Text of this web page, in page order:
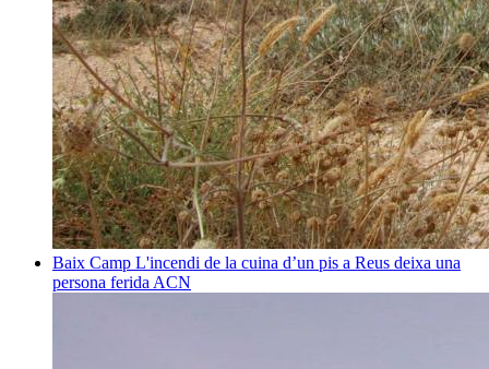
Baix Camp L'incendi de la cuina d’un pis a Reus deixa una
persona ferida ACN